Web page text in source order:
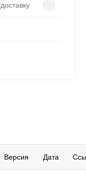
Версия Дата